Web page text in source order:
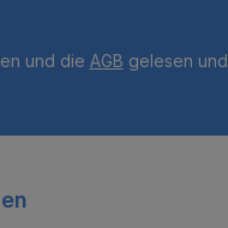
und die AGB gelesen und